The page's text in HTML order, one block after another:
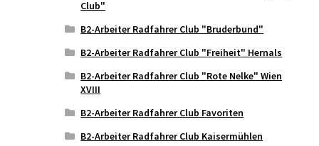
Club"
B2-Arbeiter Radfahrer Club "Bruderbund"
B2-Arbeiter Radfahrer Club "Freiheit" Hernals
B2-Arbeiter Radfahrer Club "Rote Nelke" Wien
XVIII
B2-Arbeiter Radfahrer Club Favoriten
B2-Arbeiter Radfahrer Club Kaisermühlen